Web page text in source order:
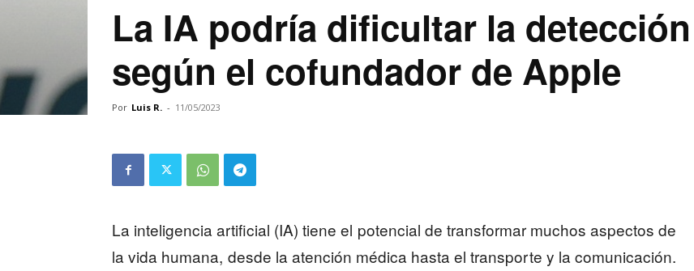
La IA podría dificultar la
según el cofundador de Apple
Por Luis R. - 11/05/2023
La inteligencia artificial (IA) tiene el potencial de transformar muchos aspectos de
la vida humana, desde la atención médica hasta el transporte y la comunicación.